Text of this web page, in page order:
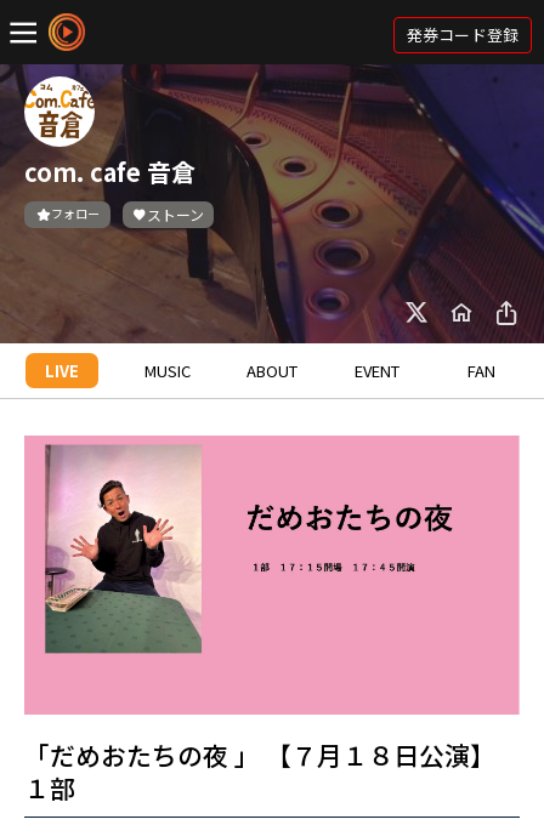
発券コード登録
com. cafe 音倉
フォロー ストーン
LIVE MUSIC ABOUT EVENT FAN
「だめおたちの夜 」 【７月１８日公演】
１部